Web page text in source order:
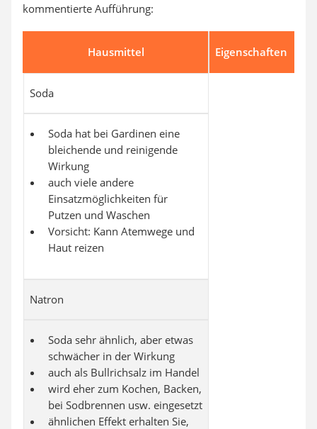
kommentierte Aufführung:
Hausmittel Eigenschaften
Soda
Soda hat bei Gardinen eine
bleichende und reinigende
Wirkung
auch viele andere
Einsatzmöglichkeiten für
Putzen und Waschen
Vorsicht: Kann Atemwege und
Haut reizen
Natron
Soda sehr ähnlich, aber etwas
schwächer in der Wirkung
auch als Bullrichsalz im Handel
wird eher zum Kochen, Backen,
bei Sodbrennen usw. eingesetzt
ähnlichen Effekt erhalten Sie,